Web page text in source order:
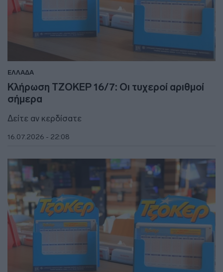
ΕΛΛΑΔΑ
Κλήρωση ΤΖΟΚΕΡ 16/7: Οι τυχεροί αριθμοί
σήμερα
Δείτε αν κερδίσατε
16.07.2026 - 22:08